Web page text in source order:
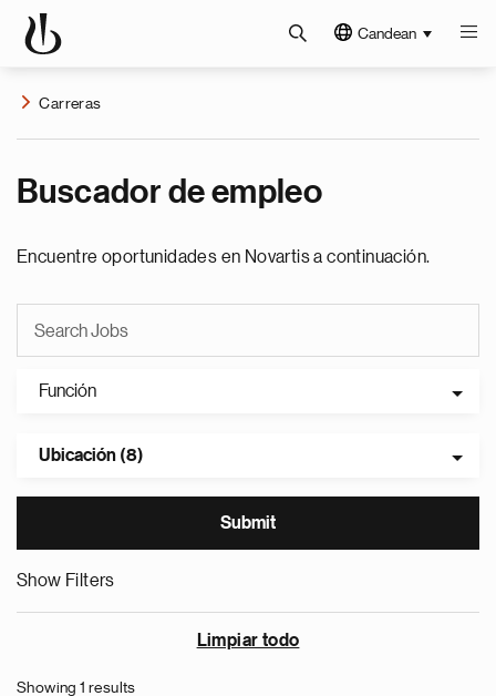
Candean
Carreras
Buscador de empleo
Encuentre oportunidades en Novartis a continuación.
Función
Ubicación (8)
Show Filters
Limpiar todo
Showing 1 results